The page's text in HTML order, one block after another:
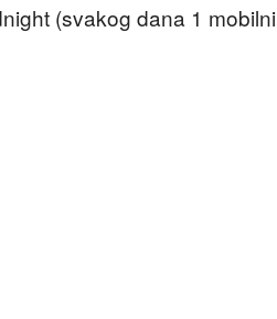
(svakog dana 1 mobilni